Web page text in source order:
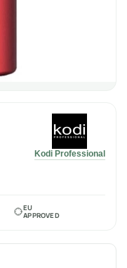
Kodi Professional
EU
APPROVED